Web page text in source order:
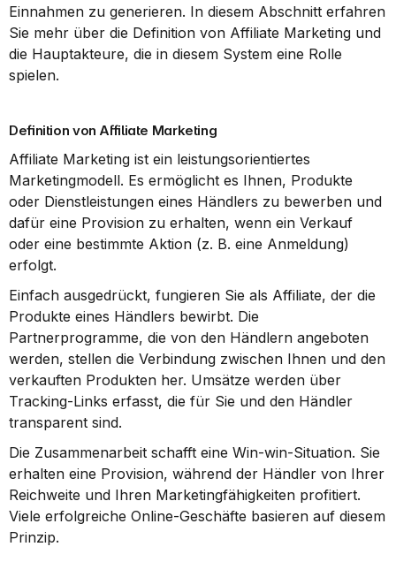
Einnahmen zu generieren. In diesem Abschnitt erfahren
Sie mehr über die Definition von Affiliate Marketing und
die Hauptakteure, die in diesem System eine Rolle
spielen.
Definition von Affiliate Marketing
Affiliate Marketing ist ein leistungsorientiertes
Marketingmodell. Es ermöglicht es Ihnen, Produkte
oder Dienstleistungen eines Händlers zu bewerben und
dafür eine Provision zu erhalten, wenn ein Verkauf
oder eine bestimmte Aktion (z. B. eine Anmeldung)
erfolgt.
Einfach ausgedrückt, fungieren Sie als Affiliate, der die
Produkte eines Händlers bewirbt. Die
Partnerprogramme, die von den Händlern angeboten
werden, stellen die Verbindung zwischen Ihnen und den
verkauften Produkten her. Umsätze werden über
Tracking-Links erfasst, die für Sie und den Händler
transparent sind.
Die Zusammenarbeit schafft eine Win-win-Situation. Sie
erhalten eine Provision, während der Händler von Ihrer
Reichweite und Ihren Marketingfähigkeiten profitiert.
Viele erfolgreiche Online-Geschäfte basieren auf diesem
Prinzip.